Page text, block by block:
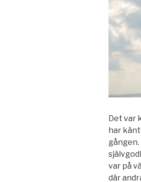
Det var
har
var på
där